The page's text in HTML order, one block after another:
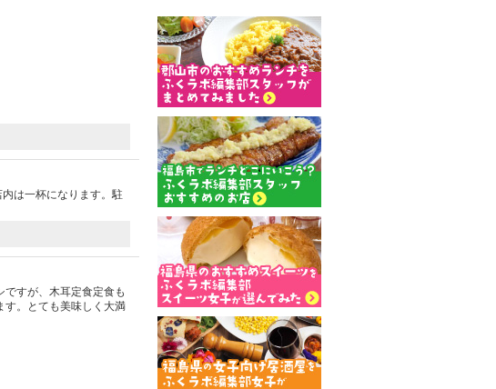
は一杯になります。駐
すが、木耳定食定食も
す。とても美味しく大満